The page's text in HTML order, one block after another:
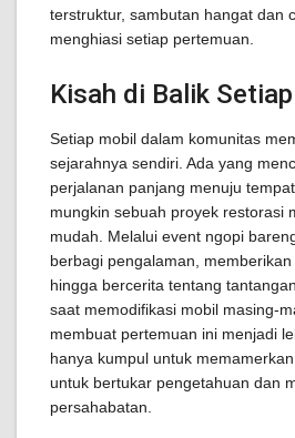
terstruktur, sambutan hangat dan
menghiasi setiap pertemuan.
Kisah di Balik
Setiap mobil dalam komunitas
sejarahnya sendiri. Ada yang
perjalanan panjang menuju
mungkin sebuah proyek restorasi
mudah. Melalui event ngopi
berbagi pengalaman, memberikan
hingga bercerita tentang
saat memodifikasi mobil masing-
membuat pertemuan ini menjadi
hanya kumpul untuk
untuk bertukar pengetahuan dan
persahabatan.